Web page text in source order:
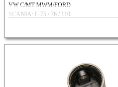
VW C/MT MWM/FORD
SCANIA: L-75 / 76 / 110